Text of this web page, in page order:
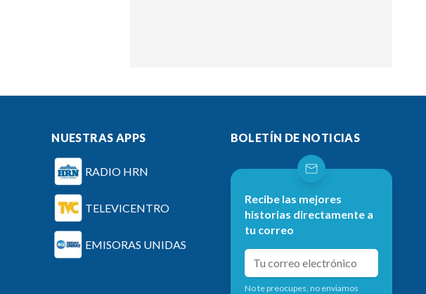
NUESTRAS APPS
RADIO HRN
TELEVICENTRO
EMISORAS UNIDAS
BOLETÍN DE NOTICIAS
Recibe las mejores
historias directamente a
tu correo
No te preocupes, no enviamos